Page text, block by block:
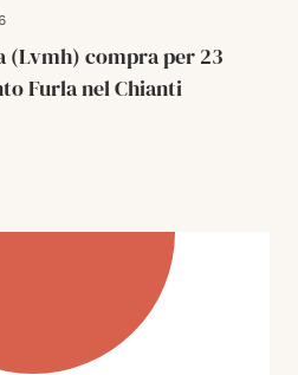
(Lvmh) compra per 23
Furla nel Chianti